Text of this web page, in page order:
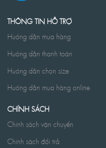
THÔNG TIN HỖ TRỢ
Hướng dẫn mua hàng
Hướng dẫn thanh toán
Hướng dẫn chọn size
Hướng dẫn mua hàng online
CHÍNH SÁCH
Chính sách vận chuyển
Chính sách đổi trả